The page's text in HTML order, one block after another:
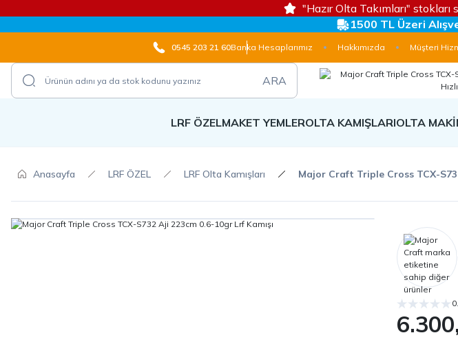
"Hazır Olta Takımları"
1500 TL Üzeri
0545 203 21 60Banka Hesaplarımız Hakkımızda Müşteri
ARA
LRF ÖZELMAKET YEMLEROLTA KAMIŞLARIOLTA
Anasayfa LRF ÖZEL LRF Olta Kamışları Major Craft Triple Cross TCX-